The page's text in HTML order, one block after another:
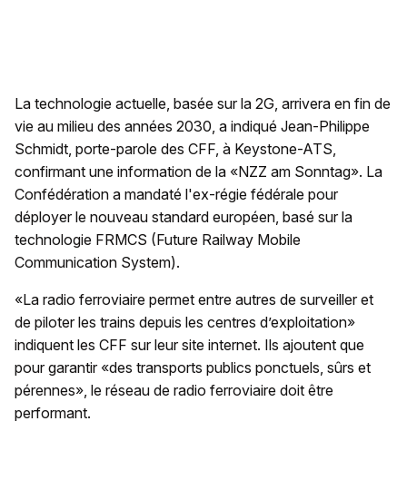
La technologie actuelle, basée sur la 2G, arrivera en fin de
vie au milieu des années 2030, a indiqué Jean-Philippe
Schmidt, porte-parole des CFF, à Keystone-ATS,
confirmant une information de la «NZZ am Sonntag». La
Confédération a mandaté l'ex-régie fédérale pour
déployer le nouveau standard européen, basé sur la
technologie FRMCS (Future Railway Mobile
Communication System).
«La radio ferroviaire permet entre autres de surveiller et
de piloter les trains depuis les centres d’exploitation»
indiquent les CFF sur leur site internet. Ils ajoutent que
pour garantir «des transports publics ponctuels, sûrs et
pérennes», le réseau de radio ferroviaire doit être
performant.